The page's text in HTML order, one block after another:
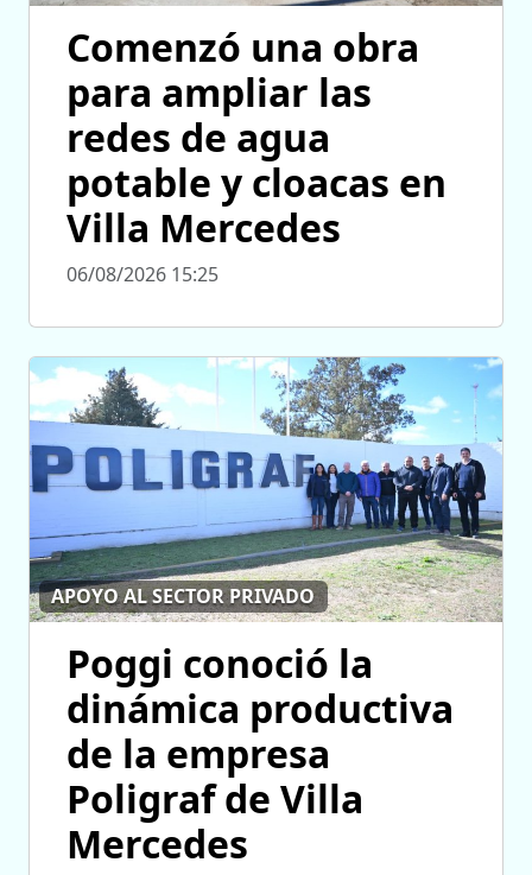
Comenzó una obra
para ampliar las
redes de agua
potable y cloacas en
Villa Mercedes
06/08/2026 15:25
APOYO AL SECTOR PRIVADO
Poggi conoció la
dinámica productiva
de la empresa
Poligraf de Villa
Mercedes